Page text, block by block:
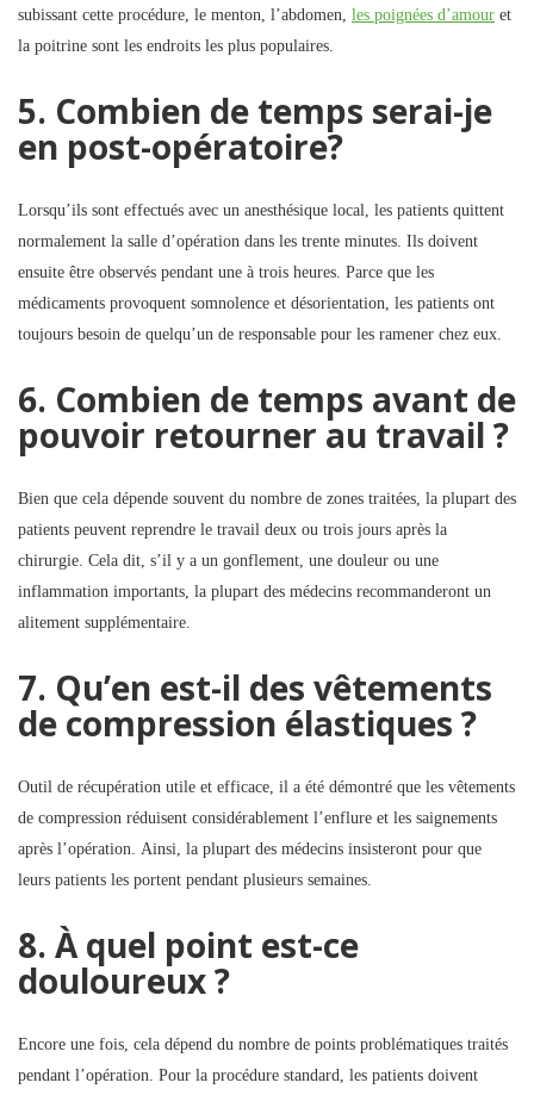
subissant cette procédure, le menton, l’abdomen, les poignées d’amour et
la poitrine sont les endroits les plus populaires.
5. Combien de temps serai-je
en post-opératoire?
Lorsqu’ils sont effectués avec un anesthésique local, les patients quittent
normalement la salle d’opération dans les trente minutes. Ils doivent
ensuite être observés pendant une à trois heures. Parce que les
médicaments provoquent somnolence et désorientation, les patients ont
toujours besoin de quelqu’un de responsable pour les ramener chez eux.
6. Combien de temps avant de
pouvoir retourner au travail ?
Bien que cela dépende souvent du nombre de zones traitées, la plupart des
patients peuvent reprendre le travail deux ou trois jours après la
chirurgie. Cela dit, s’il y a un gonflement, une douleur ou une
inflammation importants, la plupart des médecins recommanderont un
alitement supplémentaire.
7. Qu’en est-il des vêtements
de compression élastiques ?
Outil de récupération utile et efficace, il a été démontré que les vêtements
de compression réduisent considérablement l’enflure et les saignements
après l’opération. Ainsi, la plupart des médecins insisteront pour que
leurs patients les portent pendant plusieurs semaines.
8. À quel point est-ce
douloureux ?
Encore une fois, cela dépend du nombre de points problématiques traités
pendant l’opération. Pour la procédure standard, les patients doivent